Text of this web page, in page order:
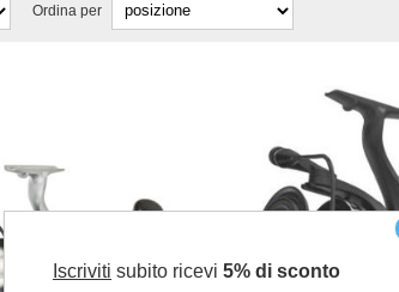
Ordina per
Iscriviti subito ricevi 5% di sconto